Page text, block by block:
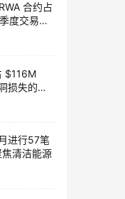
合约占
度交易活
$116M
损失的
进行57笔
清洁能源